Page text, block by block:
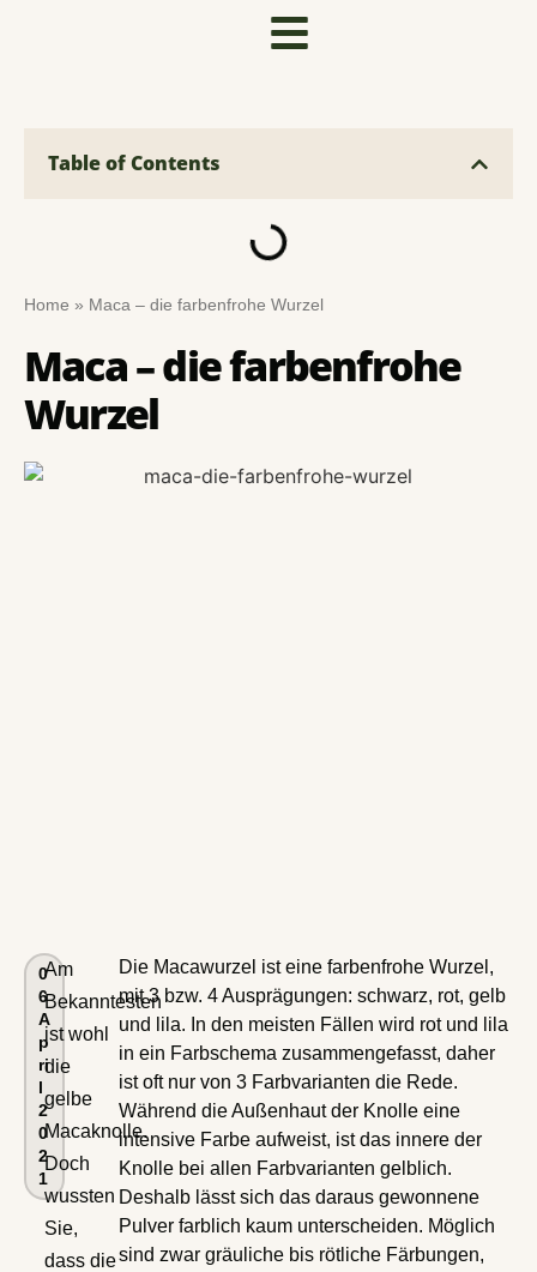
Table of Contents
Home » Maca – die farbenfrohe Wurzel
Maca – die farbenfrohe
Wurzel
0
6
A
p
ri
l
2
0
2
1
Am
Bekanntesten
ist wohl
die
gelbe
Macaknolle.
Doch
wussten
Sie,
dass die
Die Macawurzel ist eine farbenfrohe Wurzel,
mit 3 bzw. 4 Ausprägungen: schwarz, rot, gelb
und lila. In den meisten Fällen wird rot und lila
in ein Farbschema zusammengefasst, daher
ist oft nur von 3 Farbvarianten die Rede.
Während die Außenhaut der Knolle eine
intensive Farbe aufweist, ist das innere der
Knolle bei allen Farbvarianten gelblich.
Deshalb lässt sich das daraus gewonnene
Pulver farblich kaum unterscheiden. Möglich
sind zwar gräuliche bis rötliche Färbungen,